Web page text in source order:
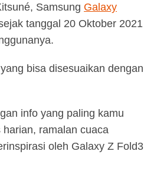
Samsung Galaxy
tanggal 20 Oktober 2021
bisa disesuaikan dengan
info yang paling kamu
ramalan cuaca
oleh Galaxy Z Fold3